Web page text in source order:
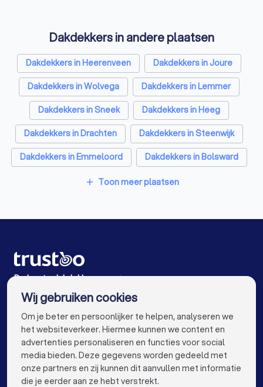
Bouwkundige keurders in Rottum (FR)
Opslagruimtes in Rottum (FR)
Metselaars in Rottum (FR)
Dakdekkers in andere plaatsen
Dakdekkers in Heerenveen
Dakdekkers in Joure
Dakdekkers in Wolvega
Dakdekkers in Lemmer
Dakdekkers in Sneek
Dakdekkers in Heeg
Dakdekkers in Drachten
Dakdekkers in Steenwijk
Dakdekkers in Emmeloord
Dakdekkers in Bolsward
Dakdekkers in Amsterdam
Dakdekkers in Tilburg
Dakdekkers in Almere
Dakdekkers in Breda
Dakdekkers in Nijmegen
Dakdekkers in Haarlem
Dakdekkers in Arnhem
Dakdekkers in Amersfoort
Dakdekkers in Apeldoorn
Dakdekkers in Den Bosch
add Toon meer plaatsen
De beste dakdekkers voor jou
VOOR PARTICULIEREN keyboard_arrow_down
Wij gebruiken cookies
Om je beter en persoonlijker te helpen, analyseren we
het websiteverkeer. Hiermee kunnen we content en
advertenties personaliseren en functies voor social
media bieden. Deze gegevens worden gedeeld met
onze partners en zij kunnen dit aanvullen met informatie
die je eerder aan ze hebt verstrekt.